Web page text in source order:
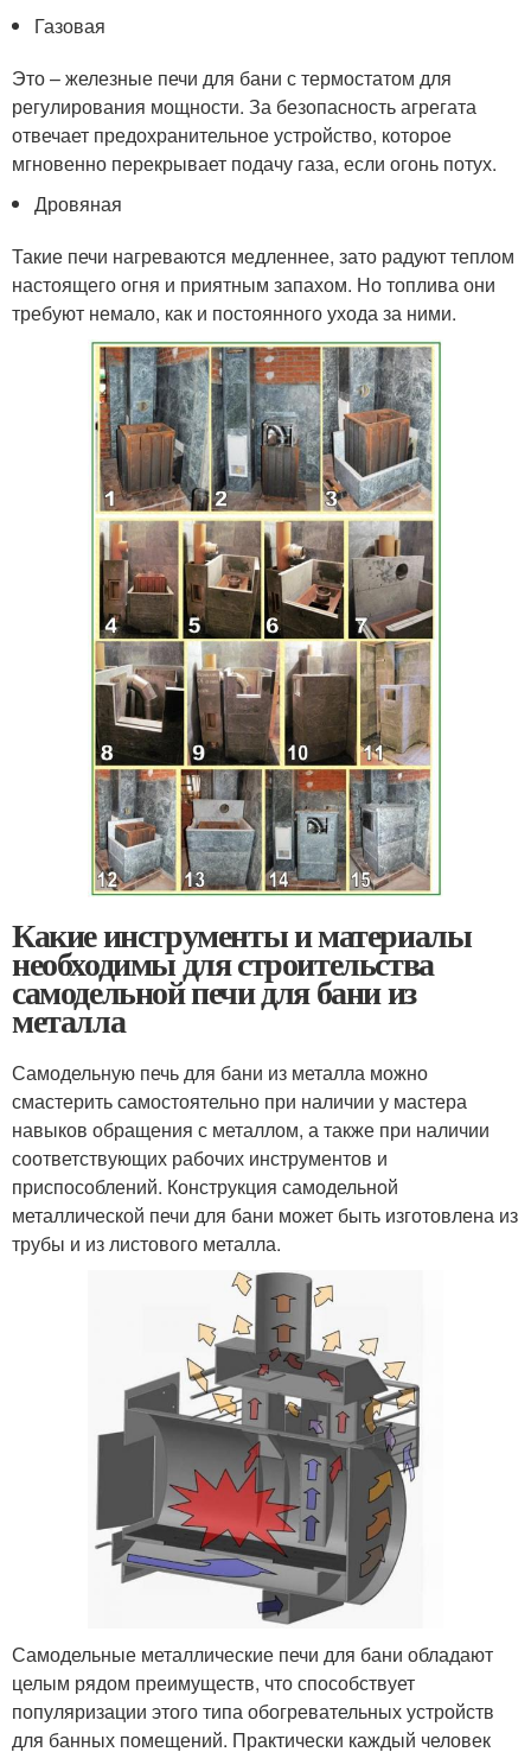
Газовая
Это – железные печи для бани с термостатом для
регулирования мощности. За безопасность агрегата
отвечает предохранительное устройство, которое
мгновенно перекрывает подачу газа, если огонь потух.
Дровяная
Такие печи нагреваются медленнее, зато радуют теплом
настоящего огня и приятным запахом. Но топлива они
требуют немало, как и постоянного ухода за ними.
Какие инструменты и материалы
необходимы для строительства
самодельной печи для бани из
металла
Самодельную печь для бани из металла можно
смастерить самостоятельно при наличии у мастера
навыков обращения с металлом, а также при наличии
соответствующих рабочих инструментов и
приспособлений. Конструкция самодельной
металлической печи для бани может быть изготовлена из
трубы и из листового металла.
Самодельные металлические печи для бани обладают
целым рядом преимуществ, что способствует
популяризации этого типа обогревательных устройств
для банных помещений. Практически каждый человек